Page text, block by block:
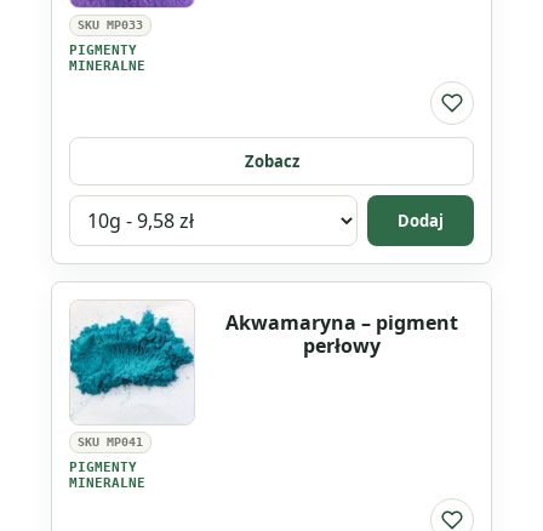
SKU MP033
PIGMENTY
MINERALNE
Do listy
Zobacz
Wybierz
wariant
produktu
Afrykański
Fiołek
-
pigment
perłowy
Dodaj
SKU MP041
PIGMENTY
MINERALNE
Akwamaryna – pigment
perłowy